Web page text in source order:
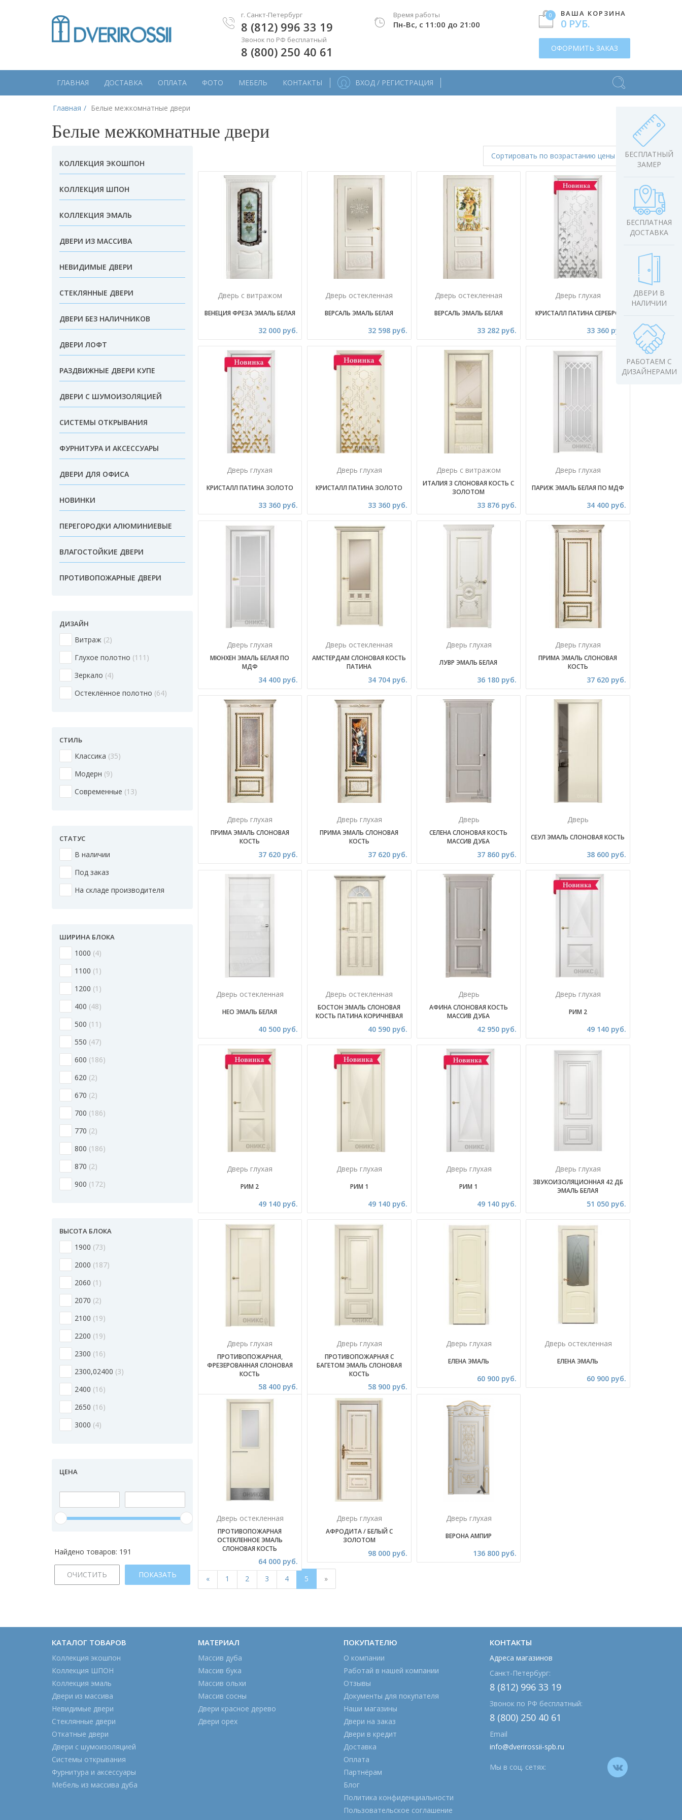
г. Санкт-Петербург
8 (812) 996 33 19
Звонок по РФ бесплатный
8 (800) 250 40 61
0 ВАША КОРЗИНА
0 РУБ.
ОФОРМИТЬ ЗАКАЗ
Время работы
Пн-Вс, с 11:00 до 21:00
ГЛАВНАЯ ДОСТАВКА ОПЛАТА ФОТО МЕБЕЛЬ КОНТАКТЫ ВХОД / РЕГИСТРАЦИЯ
БЕСПЛАТНЫЙ
ЗАМЕР
БЕСПЛАТНАЯ
ДОСТАВКА
ДВЕРИ В
НАЛИЧИИ
РАБОТАЕМ С
ДИЗАЙНЕРАМИ
Главная Белые межкомнатные двери
Белые межкомнатные двери
КОЛЛЕКЦИЯ ЭКОШПОН
КОЛЛЕКЦИЯ ШПОН
КОЛЛЕКЦИЯ ЭМАЛЬ
ДВЕРИ ИЗ МАССИВА
НЕВИДИМЫЕ ДВЕРИ
СТЕКЛЯННЫЕ ДВЕРИ
ДВЕРИ БЕЗ НАЛИЧНИКОВ
ДВЕРИ ЛОФТ
РАЗДВИЖНЫЕ ДВЕРИ КУПЕ
ДВЕРИ С ШУМОИЗОЛЯЦИЕЙ
СИСТЕМЫ ОТКРЫВАНИЯ
ФУРНИТУРА И АКСЕССУАРЫ
ДВЕРИ ДЛЯ ОФИСА
НОВИНКИ
ПЕРЕГОРОДКИ АЛЮМИНИЕВЫЕ
ВЛАГОСТОЙКИЕ ДВЕРИ
ПРОТИВОПОЖАРНЫЕ ДВЕРИ
ДИЗАЙН
Витраж 2
Глухое полотно 111
Зеркало 4
Остеклённое полотно 64
СТИЛЬ
Классика 35
Модерн 9
Современные 13
СТАТУС
В наличии
Под заказ
На складе производителя
ШИРИНА БЛОКА
1000 4
1100 1
1200 1
400 48
500 11
550 47
600 186
620 2
670 2
700 186
770 2
800 186
870 2
900 172
ВЫСОТА БЛОКА
1900 73
2000 187
2060 1
2070 2
2100 19
2200 19
2300 16
2300,02400 3
2400 16
2650 16
3000 4
ЦЕНА
Найдено товаров: 191
ОЧИСТИТЬ ПОКАЗАТЬ
Сортировать по возрастанию цены
Дверь с витражом
ВЕНЕЦИЯ ФРЕЗА ЭМАЛЬ БЕЛАЯ
32 000 руб.
Дверь остекленная
ВЕРСАЛЬ ЭМАЛЬ БЕЛАЯ
32 598 руб.
Дверь остекленная
ВЕРСАЛЬ ЭМАЛЬ БЕЛАЯ
33 282 руб.
Дверь глухая
КРИСТАЛЛ ПАТИНА СЕРЕБРО
33 360 руб.
Дверь глухая
КРИСТАЛЛ ПАТИНА ЗОЛОТО
33 360 руб.
Дверь глухая
КРИСТАЛЛ ПАТИНА ЗОЛОТО
33 360 руб.
Дверь с витражом
ИТАЛИЯ 3 СЛОНОВАЯ КОСТЬ С
ЗОЛОТОМ
33 876 руб.
Дверь глухая
ПАРИЖ ЭМАЛЬ БЕЛАЯ ПО МДФ
34 400 руб.
Дверь глухая
МЮНХЕН ЭМАЛЬ БЕЛАЯ ПО
МДФ
34 400 руб.
Дверь остекленная
АМСТЕРДАМ СЛОНОВАЯ КОСТЬ
ПАТИНА
34 704 руб.
Дверь глухая
ЛУВР ЭМАЛЬ БЕЛАЯ
36 180 руб.
Дверь глухая
ПРИМА ЭМАЛЬ СЛОНОВАЯ
КОСТЬ
37 620 руб.
Дверь глухая
ПРИМА ЭМАЛЬ СЛОНОВАЯ
КОСТЬ
37 620 руб.
Дверь глухая
ПРИМА ЭМАЛЬ СЛОНОВАЯ
КОСТЬ
37 620 руб.
Дверь
СЕЛЕНА СЛОНОВАЯ КОСТЬ
МАССИВ ДУБА
37 860 руб.
Дверь
СЕУЛ ЭМАЛЬ СЛОНОВАЯ КОСТЬ
38 600 руб.
Дверь остекленная
НЕО ЭМАЛЬ БЕЛАЯ
40 500 руб.
Дверь остекленная
БОСТОН ЭМАЛЬ СЛОНОВАЯ
КОСТЬ ПАТИНА КОРИЧНЕВАЯ
40 590 руб.
Дверь
АФИНА СЛОНОВАЯ КОСТЬ
МАССИВ ДУБА
42 950 руб.
Дверь глухая
РИМ 2
49 140 руб.
Дверь глухая
РИМ 2
49 140 руб.
Дверь глухая
РИМ 1
49 140 руб.
Дверь глухая
РИМ 1
49 140 руб.
Дверь глухая
ЗВУКОИЗОЛЯЦИОННАЯ 42 ДБ
ЭМАЛЬ БЕЛАЯ
51 050 руб.
Дверь глухая
ПРОТИВОПОЖАРНАЯ,
ФРЕЗЕРОВАННАЯ СЛОНОВАЯ
КОСТЬ
58 400 руб.
Дверь глухая
ПРОТИВОПОЖАРНАЯ С
БАГЕТОМ ЭМАЛЬ СЛОНОВАЯ
КОСТЬ
58 900 руб.
Дверь глухая
ЕЛЕНА ЭМАЛЬ
60 900 руб.
Дверь остекленная
ЕЛЕНА ЭМАЛЬ
60 900 руб.
Дверь остекленная
ПРОТИВОПОЖАРНАЯ
ОСТЕКЛЕННОЕ ЭМАЛЬ
СЛОНОВАЯ КОСТЬ
64 000 руб.
Дверь глухая
АФРОДИТА / БЕЛЫЙ С
ЗОЛОТОМ
98 000 руб.
Дверь глухая
ВЕРОНА АМПИР
136 800 руб.
« 1 2 3 4 5 »
КАТАЛОГ ТОВАРОВ
Коллекция экошпон
Коллекция ШПОН
Коллекция эмаль
Двери из массива
Невидимые двери
Стеклянные двери
Откатные двери
Двери с шумоизоляцией
Системы открывания
Фурнитура и аксессуары
Мебель из массива дуба
МАТЕРИАЛ
Массив дуба
Массив бука
Массив ольхи
Массив сосны
Двери красное дерево
Двери орех
ПОКУПАТЕЛЮ
О компании
Работай в нашей компании
Отзывы
Документы для покупателя
Наши магазины
Двери на заказ
Двери в кредит
Доставка
Оплата
Партнёрам
Блог
Политика конфиденциальности
Пользовательское соглашение
КОНТАКТЫ
Адреса магазинов
Санкт-Петербург:
8 (812) 996 33 19
Звонок по РФ бесплатный:
8 (800) 250 40 61
Email
info@dverirossii-spb.ru
Мы в соц. сетях: